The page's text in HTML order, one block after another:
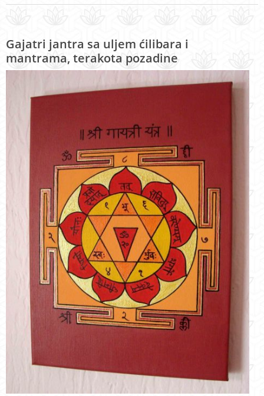
Gajatri jantra sa uljem ćilibara i
mantrama, terakota pozadine